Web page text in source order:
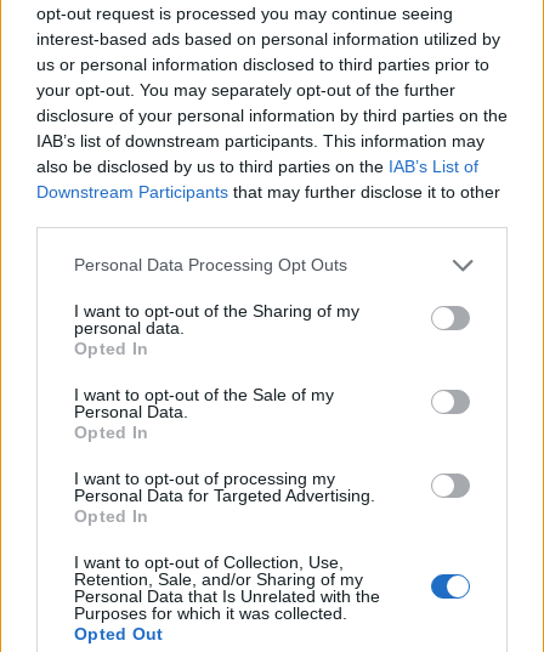
opt-out request is processed you may continue seeing
interest-based ads based on personal information utilized by
us or personal information disclosed to third parties prior to
your opt-out. You may separately opt-out of the further
disclosure of your personal information by third parties on the
IAB’s list of downstream participants. This information may
also be disclosed by us to third parties on the IAB’s List of
Downstream Participants that may further disclose it to other
Personal Data Processing Opt Outs
I want to opt-out of the Sharing of my
personal data.
Opted In
I want to opt-out of the Sale of my
Personal Data.
Opted In
I want to opt-out of processing my
Personal Data for Targeted Advertising.
Opted In
I want to opt-out of Collection, Use,
Retention, Sale, and/or Sharing of my
Personal Data that Is Unrelated with the
Purposes for which it was collected.
Opted Out
Autor:Dr. Carlos Muñoz Retana
â€‹Actualizado: 18 de Enero, 2022
Suscríbete al boletín